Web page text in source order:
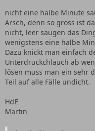
nicht eine halbe Minute
Arsch, denn so gross ist
nicht, leer saugen das
wenigstens eine halbe
Dazu knickt man einfach
Unterdruckchlauch ab
lösen muss man ein sehr
Teil auf alle Fälle undicht.
HdE
Martin